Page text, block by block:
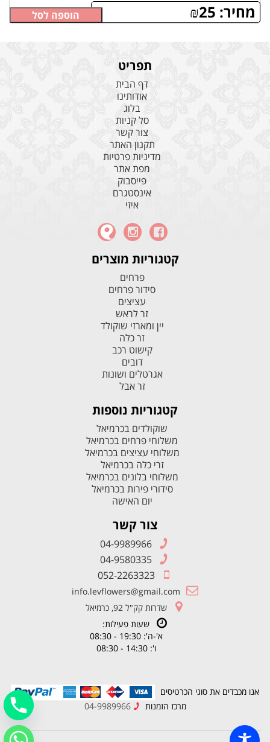
מחיר: ₪25 הוספה לסל
תפריט
דף הבית
אודותינו
בלוג
סל קניות
צור קשר
תקנון האתר
מדיניות פרטיות
מפת אתר
פייסבוק
אינסטגרם
איזי
קטגוריות מוצרים
פרחים
סידור פרחים
עציצים
זר לראש
יין ומארזי שוקולד
זר כלה
קישוט רכב
דובים
אגרטלים ושונות
זר אבל
קטגוריות נוספות
שוקולדים בכרמיאל
משלוחי פרחים בכרמיאל
משלוחי עציצים בכרמיאל
זרי כלה בכרמיאל
משלוחי בלונים בכרמיאל
סידורי פירות בכרמיאל
יום האישה
צור קשר
04-9989966
04-9580335
052-2263323
info.levflowers@gmail.com
שדרות קק"ל 92, כרמיאל
שעות פעילות:
א'-ה': 19:30 - 08:30
ו': 14:30 - 08:30
אנו מכבדים את סוגי הכרטיסים
מרכז הזמנות
04-9989966